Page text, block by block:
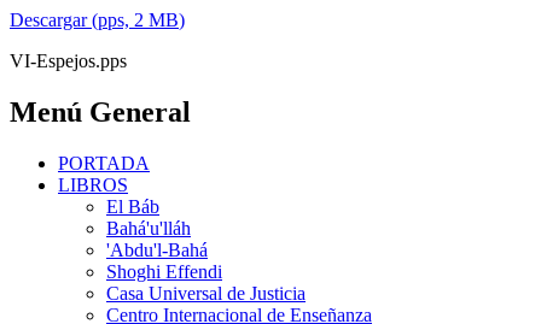
Descargar(pps, 2 MB)
VI-Espejos.pps
Menú General
PORTADA
LIBROS
El Báb
Bahá'u'lláh
'Abdu'l-Bahá
Shoghi Effendi
Casa Universal de Justicia
Centro Internacional de Enseñanza